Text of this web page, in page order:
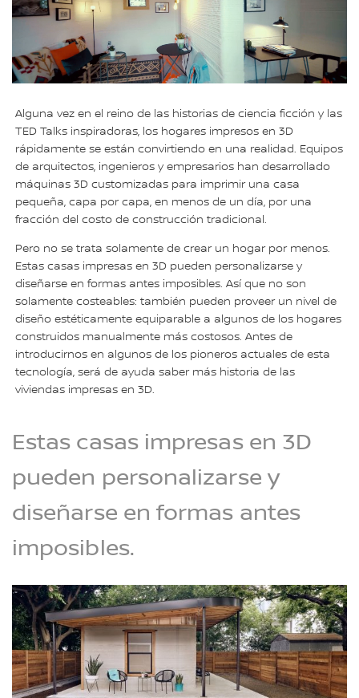
Alguna vez en el reino de las historias de ciencia ficción y las
TED Talks inspiradoras, los hogares impresos en 3D
rápidamente se están convirtiendo en una realidad. Equipos
de arquitectos, ingenieros y empresarios han desarrollado
máquinas 3D customizadas para imprimir una casa
pequeña, capa por capa, en menos de un día, por una
fracción del costo de construcción tradicional.
Pero no se trata solamente de crear un hogar por menos.
Estas casas impresas en 3D pueden personalizarse y
diseñarse en formas antes imposibles. Así que no son
solamente costeables: también pueden proveer un nivel de
diseño estéticamente equiparable a algunos de los hogares
construidos manualmente más costosos. Antes de
introducirnos en algunos de los pioneros actuales de esta
tecnología, será de ayuda saber más historia de las
viviendas impresas en 3D.
Estas casas impresas en 3D
pueden personalizarse y
diseñarse en formas antes
imposibles.